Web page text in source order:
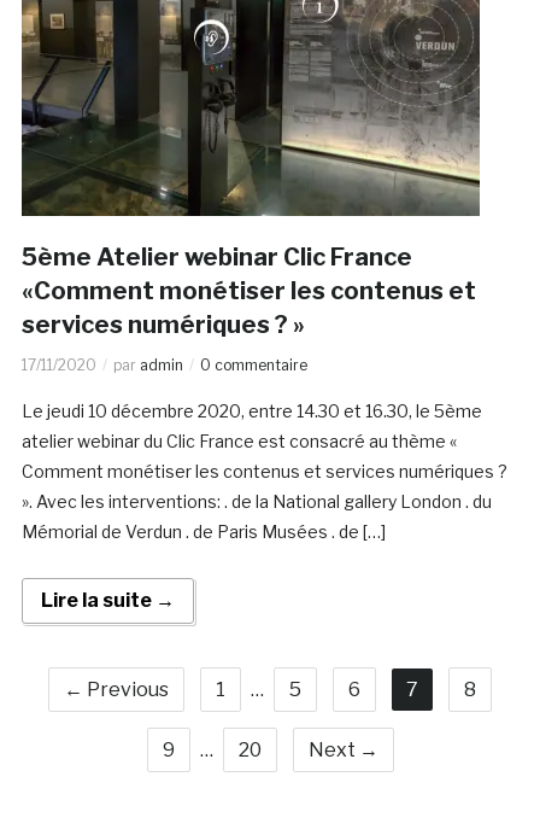
5ème Atelier webinar Clic France
«Comment monétiser les contenus et
services numériques ? »
17/11/2020 par admin 0 commentaire
Le jeudi 10 décembre 2020, entre 14.30 et 16.30, le 5ème
atelier webinar du Clic France est consacré au thème «
Comment monétiser les contenus et services numériques ?
». Avec les interventions: . de la National gallery London . du
Mémorial de Verdun . de Paris Musées . de […]
Lire la suite →
← Previous 1 … 5 6 7 8
9 … 20 Next →